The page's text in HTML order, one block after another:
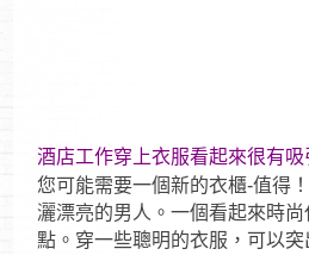
酒店工作穿上衣服看起來很有吸
您可能需要一個新的衣櫃-值得
灑漂亮的男人。一個看起來時
點。穿一些聰明的衣服，可以